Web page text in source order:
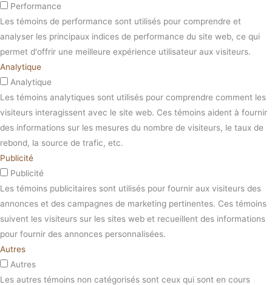
Performance
Les témoins de performance sont utilisés pour comprendre et
analyser les principaux indices de performance du site web, ce qui
permet d'offrir une meilleure expérience utilisateur aux visiteurs.
Analytique
Analytique
Les témoins analytiques sont utilisés pour comprendre comment les
visiteurs interagissent avec le site web. Ces témoins aident à fournir
des informations sur les mesures du nombre de visiteurs, le taux de
rebond, la source de trafic, etc.
Publicité
Publicité
Les témoins publicitaires sont utilisés pour fournir aux visiteurs des
annonces et des campagnes de marketing pertinentes. Ces témoins
suivent les visiteurs sur les sites web et recueillent des informations
pour fournir des annonces personnalisées.
Autres
Autres
Les autres témoins non catégorisés sont ceux qui sont en cours